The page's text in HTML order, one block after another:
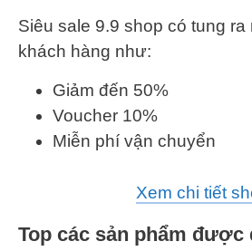
Siêu sale 9.9 shop có tung
khách hàng như:
Giảm đến 50%
Voucher 10%
Miễn phí vận chuyển
Xem chi tiết
Top các sản phẩm được